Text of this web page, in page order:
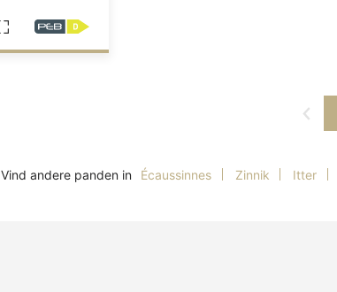
Vind andere panden in Écaussinnes Zinnik Itter